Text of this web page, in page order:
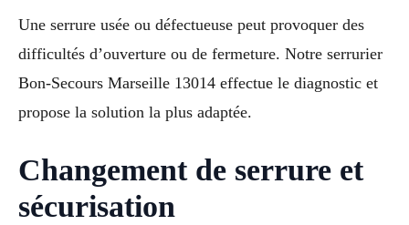
Une serrure usée ou défectueuse peut provoquer des
difficultés d’ouverture ou de fermeture. Notre serrurier
Bon-Secours Marseille 13014 effectue le diagnostic et
propose la solution la plus adaptée.
Changement de serrure et
sécurisation